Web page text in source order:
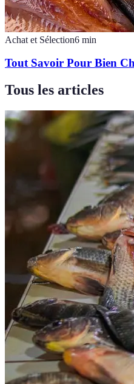
Achat et Sélection6 min
Tout Savoir Pour Bien
Tous les articles